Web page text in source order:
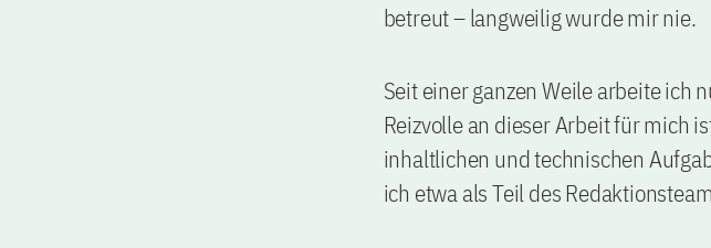
betreut – langweilig wurde mir nie.
Seit einer ganzen Weile arbeite ich
Reizvolle an dieser Arbeit für mich
inhaltlichen und technischen
ich etwa als Teil des